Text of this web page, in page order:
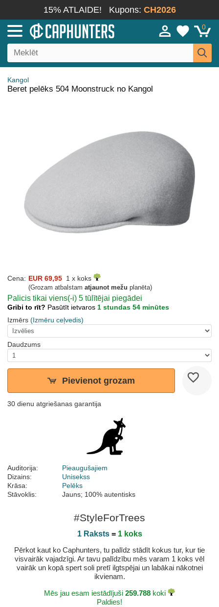
15% ATLAIDE! Kupons: CH2026
0
Kangol
Beret pelēks 504 Moonstruck no Kangol
Cena: EUR 69,95 1 x koks
(Grozam atbalstam atjaunot mežu planēta)
Palicis tikai viens(-i) 5 tūlītējai piegādei
Gribi to rīt? Pasūtīt ietvaros 1 stundas 54 minūtes
Izmērs (Izmēru ceļvedis)
Daudzums
Pievienot grozam
30 dienu atgriešanas garantija
Auditorija:
Pieaugušajiem
Dizains:
Unisekss
Krāsa:
Pelēks
Stāvoklis:
Jauns; 100% autentisks
#StyleForTrees
1 Raksts= 1 koks
Pērkot kaut ko Caphunters, tu palīdz stādīt kokus tur, kur tie
visvairāk vajadzīgi. Ar tavu palīdzību mēs varam 1 koks vēl
vairāk un kopā spert soli pretī ilgtspējai un labākai nākotnei
ikvienam.
Mēs jau esam iestādījuši 259.788 koki
Paldies!